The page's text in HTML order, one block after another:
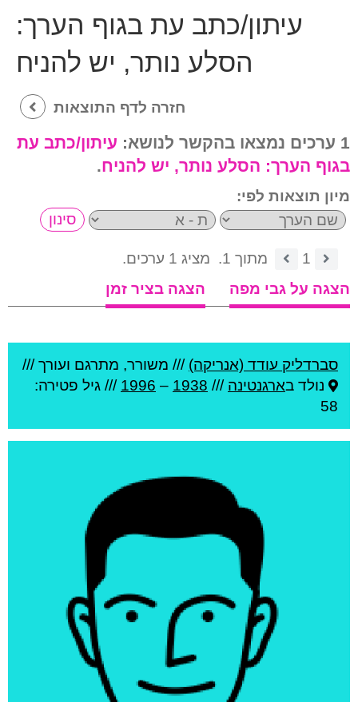
עיתון/כתב עת בגוף הערך:
הסלע נותר, יש להניח
חזרה לדף התוצאות
1 ערכים נמצאו בהקשר לנושא:
עיתון/כתב עת
בגוף הערך: הסלע נותר, יש להניח.
מיון תוצאות לפי:
1 מתוך 1.
מציג 1 ערכים.
הצגה על גבי מפה
הצגה בציר זמן
סברדליק עודד (אנריקה) /// משורר, מתרגם ועורך ///
נולד בארגנטינה ///
1938
–
1996 /// גיל פטירה:
58